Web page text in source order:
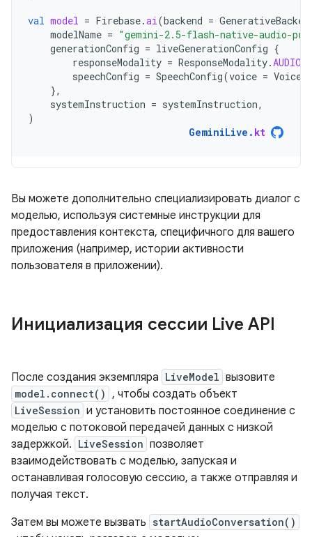
val model = Firebase.ai(backend =
modelName = "gemini-2.5-flash-native-audio-
generationConfig = liveGenerationConfig {
responseModality = ResponseModality.AUDIO
speechConfig = SpeechConfig(voice = Voice
},
systemInstruction = systemInstruction,
)
GeminiLive . kt
Вы можете дополнительно специализировать диалог с
моделью, используя системные инструкции для
предоставления контекста, специфичного для вашего
приложения (например, истории активности
пользователя в приложении).
Инициализация сессии Live API
После создания экземпляра LiveModel вызовите
model.connect() , чтобы создать объект
LiveSession и установить постоянное соединение с
моделью с потоковой передачей данных с низкой
задержкой. LiveSession позволяет
взаимодействовать с моделью, запуская и
останавливая голосовую сессию, а также отправляя и
получая текст.
Затем вы можете вызвать startAudioConversation()